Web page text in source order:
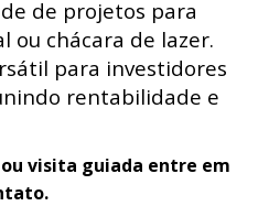
de projetos para
ou chácara de lazer.
para investidores
rentabilidade e
visita guiada entre em